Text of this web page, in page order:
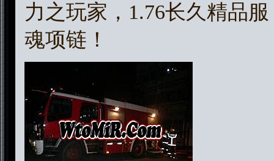
力之玩家，1.76长久精品
魂项链！